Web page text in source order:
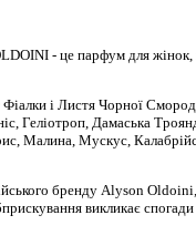
- це парфум для
і Листя Чорної
Геліотроп, Дамаська
Малина, Мускус,
бренду Alyson
викликає